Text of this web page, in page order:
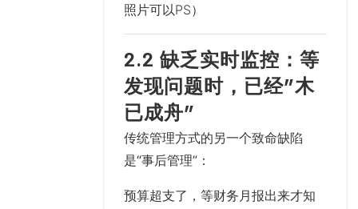
照片可以PS）
2.2 缺乏实时监控：等
发现问题时，已经”木
已成舟”
传统管理方式的另一个致命缺陷
是“事后管理” ：
预算超支了，等财务月报出来才知